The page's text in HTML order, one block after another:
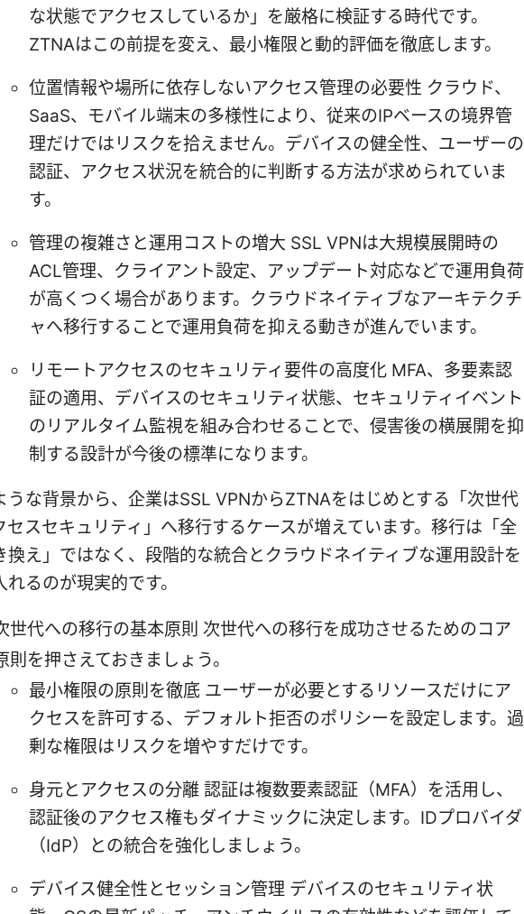
な状態でアクセスしているか」を厳格に検証する時代です。
ZTNAはこの前提を変え、最小権限と動的評価を徹底します。
位置情報や場所に依存しないアクセス管理の必要性 クラウド、
SaaS、モバイル端末の多様性により、従来のIPベースの境界管
理だけではリスクを拾えません。デバイスの健全性、ユーザーの
認証、アクセス状況を統合的に判断する方法が求められていま
す。
管理の複雑さと運用コストの増大 SSL VPNは大規模展開時の
ACL管理、クライアント設定、アップデート対応などで運用負荷
が高くつく場合があります。クラウドネイティブなアーキテクチ
ャへ移行することで運用負荷を抑える動きが進んでいます。
リモートアクセスのセキュリティ要件の高度化 MFA、多要素認
証の適用、デバイスのセキュリティ状態、セキュリティイベント
のリアルタイム監視を組み合わせることで、侵害後の横展開を抑
制する設計が今後の標準になります。
うな背景から、企業はSSL VPNからZTNAをはじめとする「次世代
セスセキュリティ」へ移行するケースが増えています。移行は「全
換え」ではなく、段階的な統合とクラウドネイティブな運用設計を
れるのが現実的です。
世代への移行の基本原則 次世代への移行を成功させるためのコア
則を押さえておきましょう。
最小権限の原則を徹底 ユーザーが必要とするリソースだけにア
クセスを許可する、デフォルト拒否のポリシーを設定します。過
剰な権限はリスクを増やすだけです。
身元とアクセスの分離 認証は複数要素認証（MFA）を活用し、
認証後のアクセス権もダイナミックに決定します。IDプロバイダ
（IdP）との統合を強化しましょう。
デバイス健全性とセッション管理 デバイスのセキュリティ状